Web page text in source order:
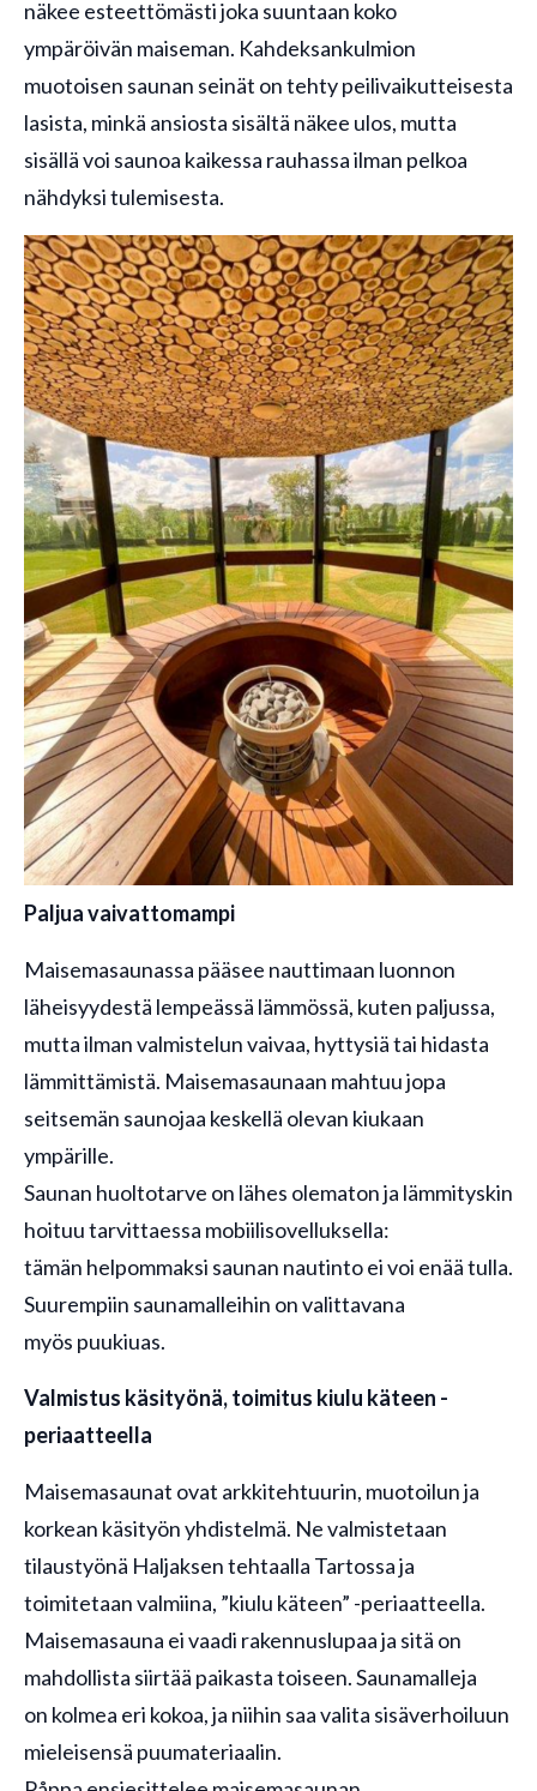
näkee esteettömästi joka suuntaan koko
ympäröivän maiseman. Kahdeksankulmion
muotoisen saunan seinät on tehty peilivaikutteisesta
lasista, minkä ansiosta sisältä näkee ulos, mutta
sisällä voi saunoa kaikessa rauhassa ilman pelkoa
nähdyksi tulemisesta.
Paljua vaivattomampi
Maisemasaunassa pääsee nauttimaan luonnon
läheisyydestä lempeässä lämmössä, kuten paljussa,
mutta ilman valmistelun vaivaa, hyttysiä tai hidasta
lämmittämistä. Maisemasaunaan mahtuu jopa
seitsemän saunojaa keskellä olevan kiukaan
ympärille.
Saunan huoltotarve on lähes olematon ja lämmityskin
hoituu tarvittaessa mobiilisovelluksella:
tämän helpommaksi saunan nautinto ei voi enää tulla.
Suurempiin saunamalleihin on valittavana
myös puukiuas.
Valmistus käsityönä, toimitus kiulu käteen -
periaatteella
Maisemasaunat ovat arkkitehtuurin, muotoilun ja
korkean käsityön yhdistelmä. Ne valmistetaan
tilaustyönä Haljaksen tehtaalla Tartossa ja
toimitetaan valmiina, ”kiulu käteen” -periaatteella.
Maisemasauna ei vaadi rakennuslupaa ja sitä on
mahdollista siirtää paikasta toiseen. Saunamalleja
on kolmea eri kokoa, ja niihin saa valita sisäverhoiluun
mieleisensä puumateriaalin.